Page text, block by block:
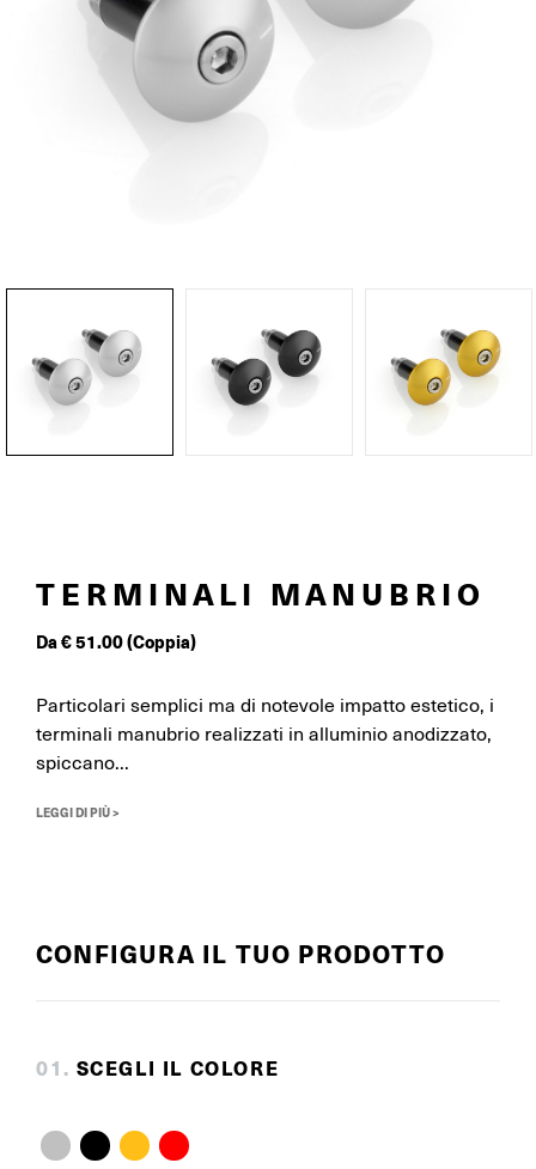
TERMINALI MANUBRIO
Da€51.00(Coppia)
Particolari semplici ma di notevole impatto estetico, i
terminali manubrio realizzati in alluminio anodizzato,
spiccano...
LEGGI DI PIÙ >
CONFIGURA IL TUO PRODOTTO
01 . SCEGLI IL COLORE